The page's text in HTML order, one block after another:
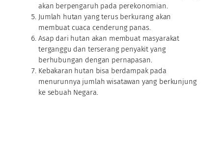
akan berpengaruh pada perekonomian.
Jumlah hutan yang terus berkurang akan
membuat cuaca cenderung panas.
Asap dari hutan akan membuat masyarakat
terganggu dan terserang penyakit yang
berhubungan dengan pernapasan.
Kebakaran hutan bisa berdampak pada
menurunnya jumlah wisatawan yang berkunjung
ke sebuah Negara.